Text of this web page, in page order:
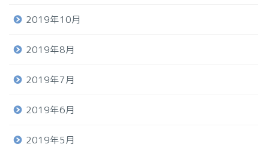
2019年10月
2019年8月
2019年7月
2019年6月
2019年5月